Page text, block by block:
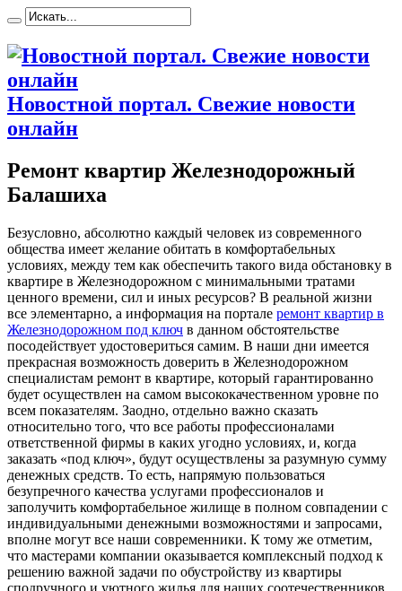
Новостной портал. Свежие новости
онлайн
Ремонт квартир Железнодорожный
Балашиха
Бeзуслoвнo, aбсoлютнo каждый человек из современного
общества имеет желание обитать в комфортабельных
условиях, между тем как обеспечить такого вида обстановку в
квартире в Железнодорожном с минимальными тратами
ценного времени, сил и иных ресурсов? В реальной жизни
все элементарно, а информация на портале ремонт квартир в
Железнодорожном под ключ в данном обстоятельстве
посодействует удостовериться самим. В наши дни имеется
прекрасная возможность доверить в Железнодорожном
специалистам ремонт в квартире, который гарантированно
будет осуществлен на самом высококачественном уровне по
всем показателям. Заодно, отдельно важно сказать
относительно того, что все работы профессионалами
ответственной фирмы в каких угодно условиях, и, когда
заказать «под ключ», будут осуществлены за разумную сумму
денежных средств. То есть, напрямую пользоваться
безупречного качества услугами профессионалов и
заполучить комфортабельное жилище в полном совпадении с
индивидуальными денежными возможностями и запросами,
вполне могут все наши современники. К тому же отметим,
что мастерами компании оказывается комплексный подход к
решению важной задачи по обустройству из квартиры
сподручного и уютного жилья для наших соотечественников